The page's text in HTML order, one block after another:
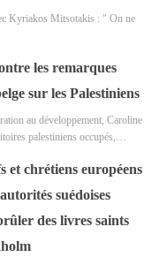
Kyriakos Mitsotakis : " On ne
les remarques
sur les Palestiniens
au développement, Caroline
palestiniens occupés,…
et chrétiens européens
suédoises
des livres saints